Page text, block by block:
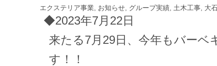
エクステリア事業 お知らせ グループ実績 土木工事 大
◆2023年7月22日
来たる7月29日、今年もバーベ
す！！